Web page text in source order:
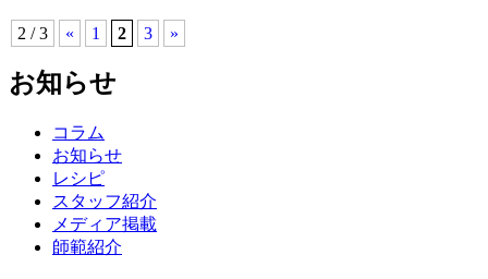
2 / 3 « 1 2 3 »
お知らせ
コラム
お知らせ
レシピ
スタッフ紹介
メディア掲載
師範紹介